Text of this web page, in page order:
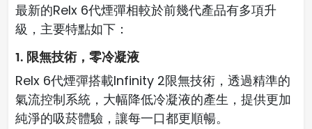
最新的Relx 6代煙彈相較於前幾代產品有多項升
級，主要特點如下：
1. 限無技術，零冷凝液
Relx 6代煙彈搭載Infinity 2限無技術，透過精準的
氣流控制系統，大幅降低冷凝液的產生，提供更加
純淨的吸菸體驗，讓每一口都更順暢。